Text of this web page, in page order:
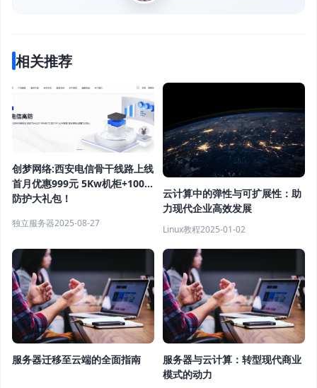
相关推荐
创梦网络:西安电信骨干线路上线
首月优惠999元 5Kw机柜+100G
防护大礼包！
独立服务器2025-08-27
云计算中的弹性与可扩展性：助
力现代企业高效发展
Linux教程2025-01-02
服务器迁移至云端的全面指南
服务器与云计算：转型现代商业
模式的动力